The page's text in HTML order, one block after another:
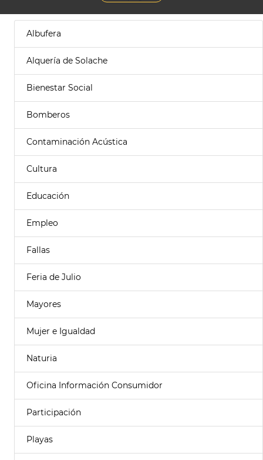
Albufera
Alquería de Solache
Bienestar Social
Bomberos
Contaminación Acústica
Cultura
Educación
Empleo
Fallas
Feria de Julio
Mayores
Mujer e Igualdad
Naturia
Oficina Información Consumidor
Participación
Playas